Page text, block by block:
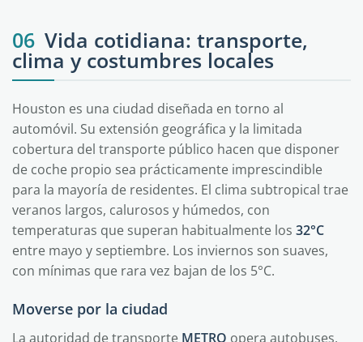
06 Vida cotidiana: transporte,
clima y costumbres locales
Houston es una ciudad diseñada en torno al
automóvil. Su extensión geográfica y la limitada
cobertura del transporte público hacen que disponer
de coche propio sea prácticamente imprescindible
para la mayoría de residentes. El clima subtropical trae
veranos largos, calurosos y húmedos, con
temperaturas que superan habitualmente los 32°C
entre mayo y septiembre. Los inviernos son suaves,
con mínimas que rara vez bajan de los 5°C.
Moverse por la ciudad
La autoridad de transporte METRO opera autobuses,